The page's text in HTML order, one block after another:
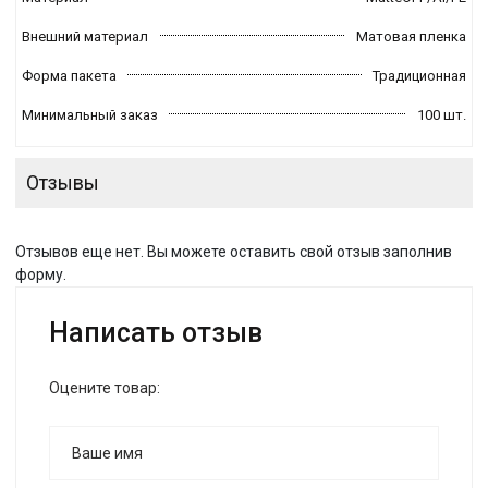
Внешний материал Матовая пленка
Форма пакета Традиционная
Минимальный заказ 100 шт.
Отзывы
Отзывов еще нет. Вы можете оставить свой отзыв заполнив
форму.
Написать отзыв
Оцените товар: